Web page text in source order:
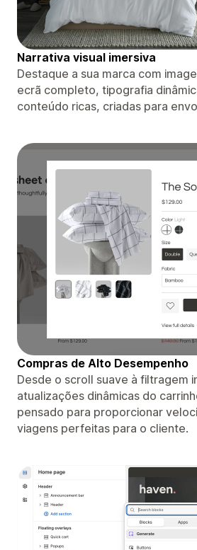
Narrativa visual imersiva
Destaque a sua marca com
ecrã completo, tipografia
conteúdo ricas, criadas para
Compras de Alto Desempenho
Desde o scroll suave à filtragem
atualizações dinâmicas do
pensado para proporcionar
viagens perfeitas para o cliente.